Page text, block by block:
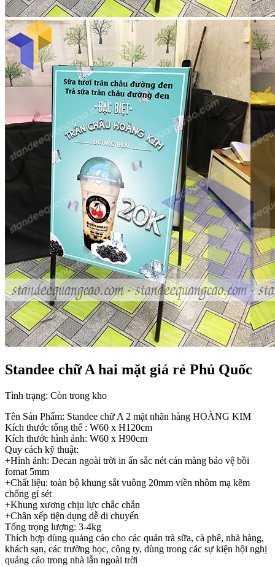
Standee chữ A hai mặt giá rẻ Phú Quốc
Tình trạng: Còn trong kho
Tên Sản Phẩm: Standee chữ A 2 mặt nhãn hàng HOÀNG KIM
Kích thước tổng thể : W60 x H120cm
Kích thước hình ảnh: W60 x H90cm
Quy cách kỹ thuật:
+Hình ảnh: Decan ngoài trời in ấn sắc nét cán màng bảo vệ bồi
fomat 5mm
+Chất liệu: toàn bộ khung sắt vuông 20mm viền nhôm mạ kẽm
chống gỉ sét
+Khung xương chịu lực chắc chắn
+Chân xếp tiện dụng dễ di chuyển
Tổng trọng lượng: 3-4kg
Thích hợp dùng quảng cáo cho các quán trà sữa, cà phê, nhà hàng,
khách sạn, các trường học, công ty, dùng trong các sự kiện hội nghị
quảng cáo trong nhà lẫn ngoài trời